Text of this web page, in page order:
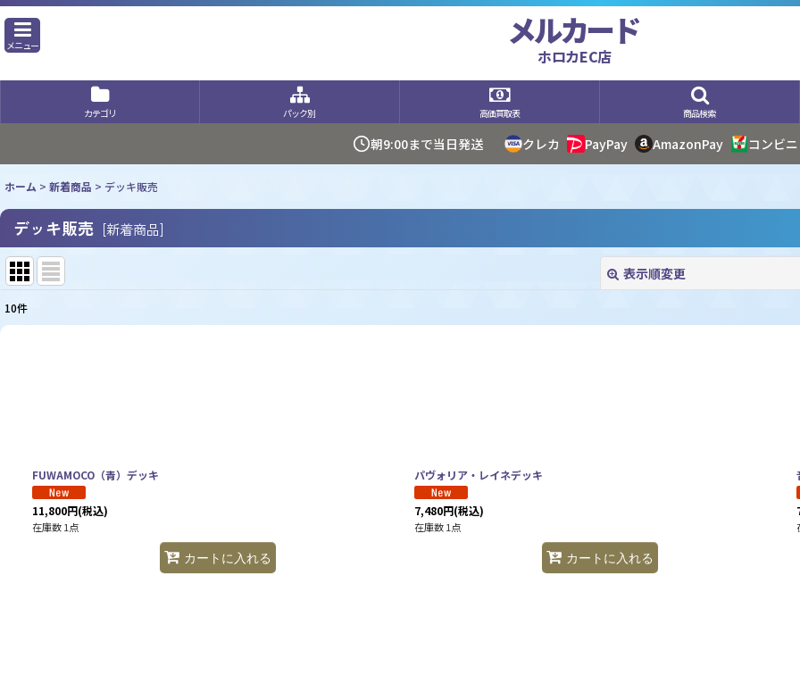
メニュー メルカード
ホロカEC店
カテゴリ パック別 高価買取表 商品検索
朝9:00まで当日発送 クレカ PayPay AmazonPay コンビニ
ホーム > 新着商品 > デッキ販売
デッキ販売 [新着商品]
表示順変更
表示数:
10件
FUWAMOCO（青）デッキ
11,800円(税込)
在庫数 1点
カートに入れる
パヴォリア・レイネデッキ
7,480円(税込)
在庫数 1点
カートに入れる